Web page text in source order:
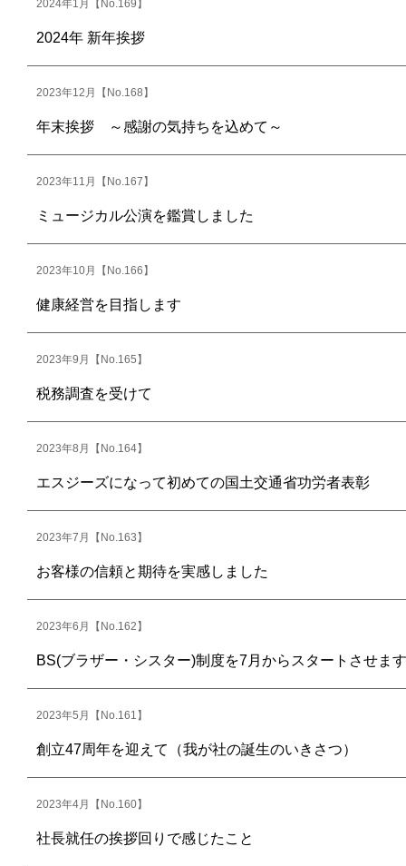
2024年1月【No.169】
2024年 新年挨拶
2023年12月【No.168】
年末挨拶 ～感謝の気持ちを込めて～
2023年11月【No.167】
ミュージカル公演を鑑賞しました
2023年10月【No.166】
健康経営を目指します
2023年9月【No.165】
税務調査を受けて
2023年8月【No.164】
エスジーズになって初めての国土交通省功労者表彰
2023年7月【No.163】
お客様の信頼と期待を実感しました
2023年6月【No.162】
BS(ブラザー・シスター)制度を7月からスタートさせます
2023年5月【No.161】
創立47周年を迎えて（我が社の誕生のいきさつ）
2023年4月【No.160】
社長就任の挨拶回りで感じたこと